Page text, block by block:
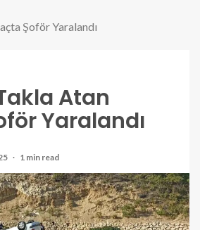
Şoför Yaralandı
Atan
Yaralandı
1 min read